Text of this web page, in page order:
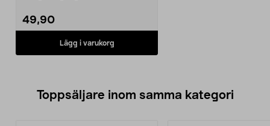
49,90
Lägg i varukorg
Toppsäljare inom samma kategori